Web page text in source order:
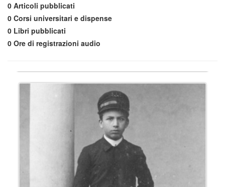
0 Articoli pubblicati
0 Corsi universitari e dispense
0 Libri pubblicati
0 Ore di registrazioni audio